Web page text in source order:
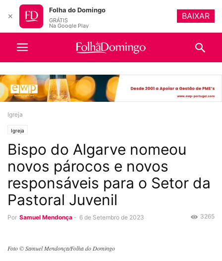
Igreja
Igreja
Bispo do Algarve nomeou
novos párocos e novos
responsáveis para o Setor da
Pastoral Juvenil
Por Samuel Mendonça - 6 de Setembro de 2023 3265
Foto © Samuel Mendonça/Folha do Domingo
✕
Folha do Domingo
GRÁTIS
Na Google Play
BAIXAR